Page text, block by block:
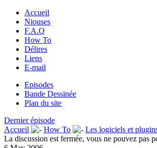
Accueil
Niouses
F.A.Q
How To
Délires
Liens
E-mail
Episodes
Bande Dessinée
Plan du site
Dernier épisode
Accueil
How To Les logiciels et
La discussion est fermée, vous ne pouvez pas